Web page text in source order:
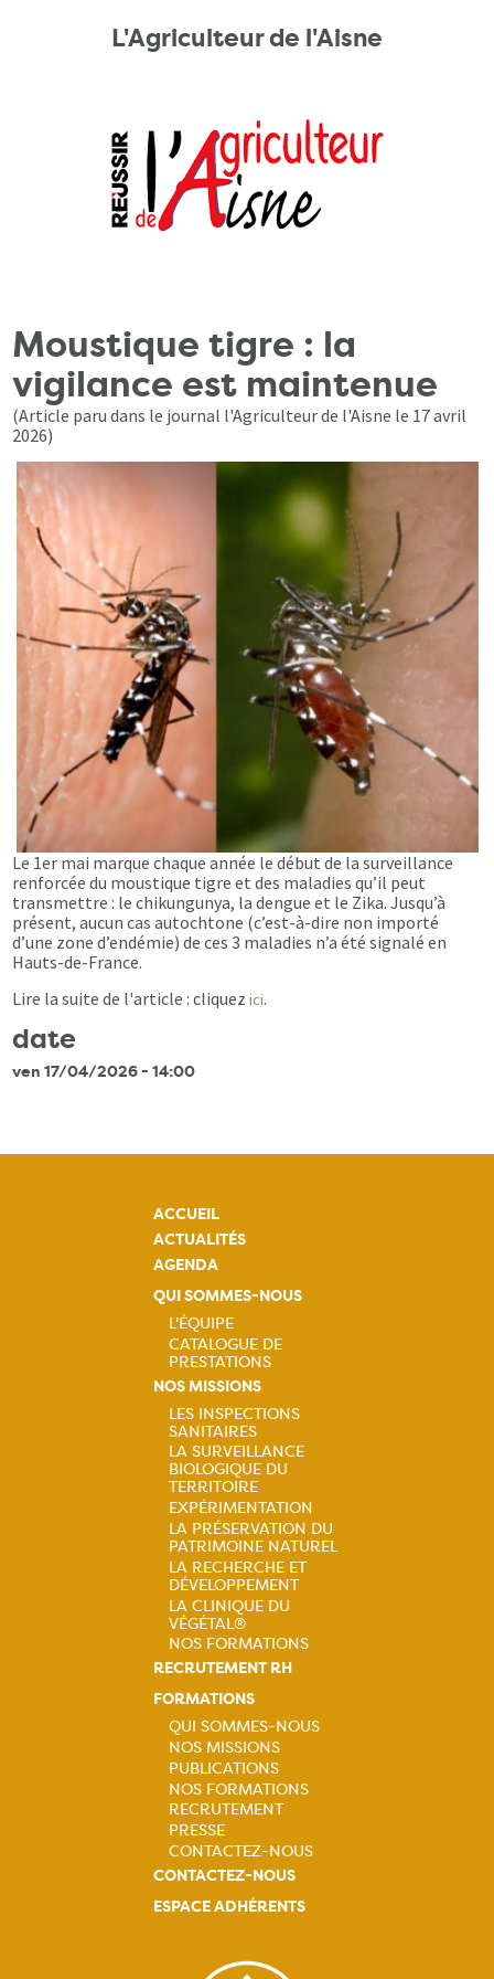
L'Agriculteur de l'Aisne
Moustique tigre : la
vigilance est maintenue
(Article paru dans le journal l'Agriculteur de l'Aisne le 17 avril
2026)
Le 1er mai marque chaque année le début de la surveillance
renforcée du moustique tigre et des maladies qu’il peut
transmettre : le chikungunya, la dengue et le Zika. Jusqu’à
présent, aucun cas autochtone (c’est-à-dire non importé
d’une zone d’endémie) de ces 3 maladies n’a été signalé en
Hauts-de-France.
Lire la suite de l'article : cliquezici.
date
ven 17/04/2026 - 14:00
ACCUEIL
ACTUALITÉS
AGENDA
QUI SOMMES-NOUS
Navigation
principale
L'ÉQUIPE
CATALOGUE DE
PRESTATIONS
NOS MISSIONS
Navigation
principale
LES INSPECTIONS
SANITAIRES
LA SURVEILLANCE
BIOLOGIQUE DU
TERRITOIRE
EXPÉRIMENTATION
LA PRÉSERVATION DU
PATRIMOINE NATUREL
LA RECHERCHE ET
DÉVELOPPEMENT
LA CLINIQUE DU
VÉGÉTAL®
NOS FORMATIONS
RECRUTEMENT RH
FORMATIONS
Navigation
principale
QUI SOMMES-NOUS
NOS MISSIONS
PUBLICATIONS
NOS FORMATIONS
RECRUTEMENT
PRESSE
CONTACTEZ-NOUS
CONTACTEZ-NOUS
ESPACE ADHÉRENTS